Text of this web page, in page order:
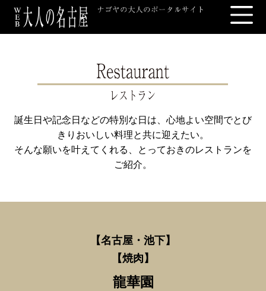
誕生日や記念日などの特別な日は、心地よい空間でとび
きりおいしい料理と共に迎えたい。
そんな願いを叶えてくれる、とっておきのレストランを
ご紹介。
【名古屋・池下】
【焼肉】
龍華園